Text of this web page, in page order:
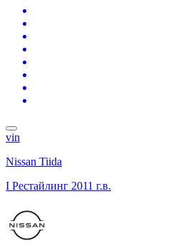
vin
Nissan Tiida
I Рестайлинг 2011 г.в.